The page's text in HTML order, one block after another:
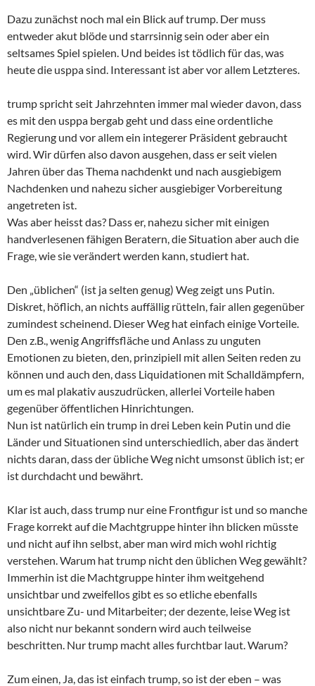
Dazu zunächst noch mal ein Blick auf trump. Der muss
entweder akut blöde und starrsinnig sein oder aber ein
seltsames Spiel spielen. Und beides ist tödlich für das, was
heute die usppa sind. Interessant ist aber vor allem Letzteres.
trump spricht seit Jahrzehnten immer mal wieder davon, dass
es mit den usppa bergab geht und dass eine ordentliche
Regierung und vor allem ein integerer Präsident gebraucht
wird. Wir dürfen also davon ausgehen, dass er seit vielen
Jahren über das Thema nachdenkt und nach ausgiebigem
Nachdenken und nahezu sicher ausgiebiger Vorbereitung
angetreten ist.
Was aber heisst das? Dass er, nahezu sicher mit einigen
handverlesenen fähigen Beratern, die Situation aber auch die
Frage, wie sie verändert werden kann, studiert hat.
Den „üblichen“ (ist ja selten genug) Weg zeigt uns Putin.
Diskret, höflich, an nichts auffällig rütteln, fair allen gegenüber
zumindest scheinend. Dieser Weg hat einfach einige Vorteile.
Den z.B., wenig Angriffsfläche und Anlass zu unguten
Emotionen zu bieten, den, prinzipiell mit allen Seiten reden zu
können und auch den, dass Liquidationen mit Schalldämpfern,
um es mal plakativ auszudrücken, allerlei Vorteile haben
gegenüber öffentlichen Hinrichtungen.
Nun ist natürlich ein trump in drei Leben kein Putin und die
Länder und Situationen sind unterschiedlich, aber das ändert
nichts daran, dass der übliche Weg nicht umsonst üblich ist; er
ist durchdacht und bewährt.
Klar ist auch, dass trump nur eine Frontfigur ist und so manche
Frage korrekt auf die Machtgruppe hinter ihn blicken müsste
und nicht auf ihn selbst, aber man wird mich wohl richtig
verstehen. Warum hat trump nicht den üblichen Weg gewählt?
Immerhin ist die Machtgruppe hinter ihm weitgehend
unsichtbar und zweifellos gibt es so etliche ebenfalls
unsichtbare Zu- und Mitarbeiter; der dezente, leise Weg ist
also nicht nur bekannt sondern wird auch teilweise
beschritten. Nur trump macht alles furchtbar laut. Warum?
Zum einen, Ja, das ist einfach trump, so ist der eben – was